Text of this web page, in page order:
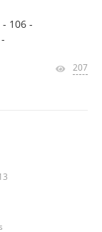
106 -
207